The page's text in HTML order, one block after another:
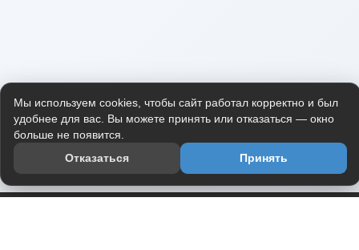
Мы используем cookies, чтобы сайт работал корректно и был
удобнее для вас. Вы можете принять или отказаться — окно
больше не появится.
Отказаться
Принять